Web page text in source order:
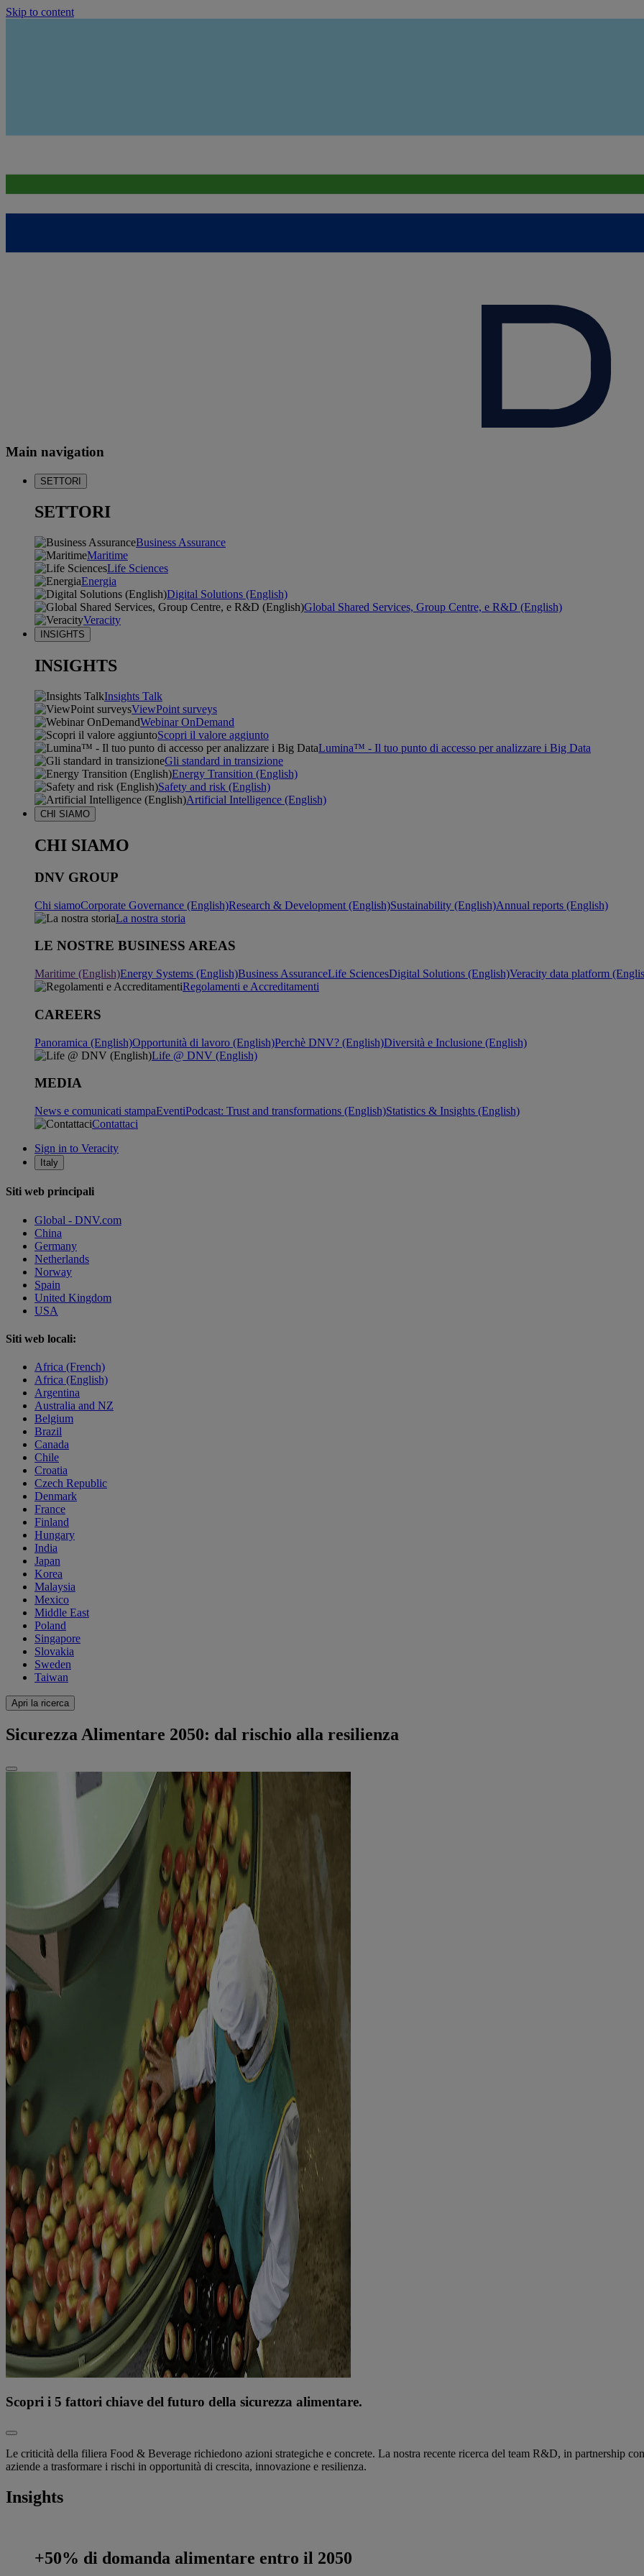
Skip to content
Main navigation
SETTORI
SETTORI
Business Assurance
Maritime
Life Sciences
Energia
Digital Solutions (English)
Global Shared Services, Group Centre, e R&D (English)
Veracity
INSIGHTS
INSIGHTS
Insights Talk
ViewPoint surveys
Webinar OnDemand
Scopri il valore aggiunto
Lumina™ - Il tuo punto di accesso per analizzare i Big Data
Gli standard in transizione
Energy Transition (English)
Safety and risk (English)
Artificial Intelligence (English)
CHI SIAMO
CHI SIAMO
DNV GROUP
Chi siamoCorporate Governance (English)Research & Development (English)Sustainability (English)Annual reports (English)
La nostra storia
LE NOSTRE BUSINESS AREAS
Maritime (English)Energy Systems (English)Business AssuranceLife SciencesDigital Solutions (English)Veracity data platform
Regolamenti e Accreditamenti
CAREERS
Panoramica (English)Opportunità di lavoro (English)Perchè DNV? (English)Diversità e Inclusione (English)
Life @ DNV (English)
MEDIA
News e comunicati stampaEventiPodcast: Trust and transformations (English)Statistics & Insights (English)
Contattaci
Sign in to Veracity
Italy
Siti web principali
Global - DNV.com
China
Germany
Netherlands
Norway
Spain
United Kingdom
USA
Siti web locali:
Africa (French)
Africa (English)
Argentina
Australia and NZ
Belgium
Brazil
Canada
Chile
Croatia
Czech Republic
Denmark
France
Finland
Hungary
India
Japan
Korea
Malaysia
Mexico
Middle East
Poland
Singapore
Slovakia
Sweden
Taiwan
Apri la ricerca
Sicurezza Alimentare 2050: dal rischio alla resilienza
Scopri i 5 fattori chiave del futuro della sicurezza alimentare.
Le criticità della filiera Food & Beverage richiedono azioni strategiche e concrete. La nostra recente ricerca del team R&D, in partnership
aziende a trasformare i rischi in opportunità di crescita, innovazione e resilienza.
Insights
+50% di domanda alimentare entro il 2050